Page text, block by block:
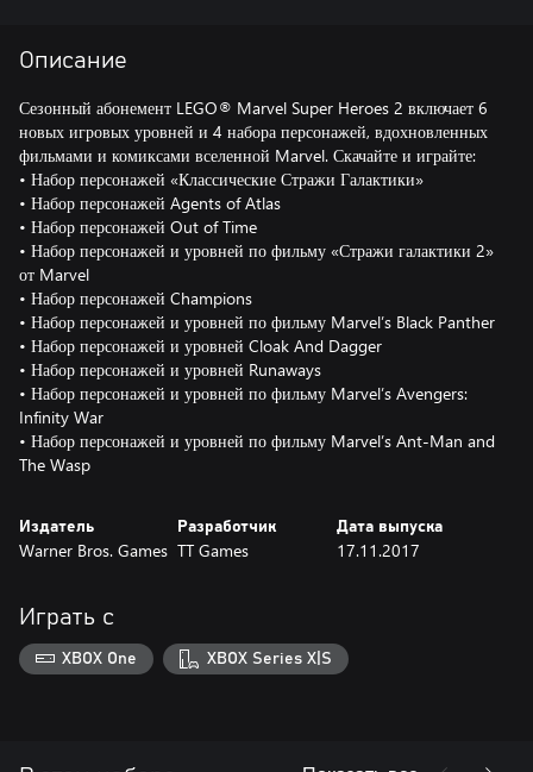
Описание
Сезонный абонемент LEGO® Marvel Super Heroes 2 включает 6
новых игровых уровней и 4 набора персонажей, вдохновленных
фильмами и комиксами вселенной Marvel. Скачайте и играйте:
• Набор персонажей «Классические Стражи Галактики»
• Набор персонажей Agents of Atlas
• Набор персонажей Out of Time
• Набор персонажей и уровней по фильму «Стражи галактики 2»
от Marvel
• Набор персонажей Champions
• Набор персонажей и уровней по фильму Marvel’s Black Panther
• Набор персонажей и уровней Cloak And Dagger
• Набор персонажей и уровней Runaways
• Набор персонажей и уровней по фильму Marvel’s Avengers:
Infinity War
• Набор персонажей и уровней по фильму Marvel’s Ant-Man and
The Wasp
Издатель
Warner Bros. Games
Разработчик
TT Games
Дата выпуска
17.11.2017
Играть с
XBOX One XBOX Series X|S